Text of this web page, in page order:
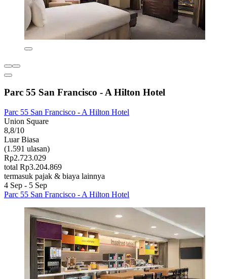
Parc 55 San Francisco - A Hilton Hotel
Parc 55 San Francisco - A Hilton Hotel
Union Square
8,8/10
Luar Biasa
(1.591 ulasan)
Rp2.723.029
total Rp3.204.869
termasuk pajak & biaya lainnya
4 Sep - 5 Sep
Parc 55 San Francisco - A Hilton Hotel